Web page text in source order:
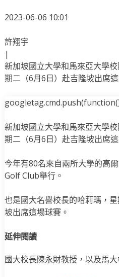
2023-06-06 10:01
許翔宇
|
新加坡國立大學和馬來亞大學
期二（6月6日）赴吉隆坡出席
新加坡國立大學和馬來亞大學
期二（6月6日）赴吉隆坡出席
今年有80名來自兩所大學的高
Golf Club舉行。
也是國大名譽校長的哈莉瑪，
坡出席這場球賽。
延伸閱讀
國大校長陳永財教授，以及馬